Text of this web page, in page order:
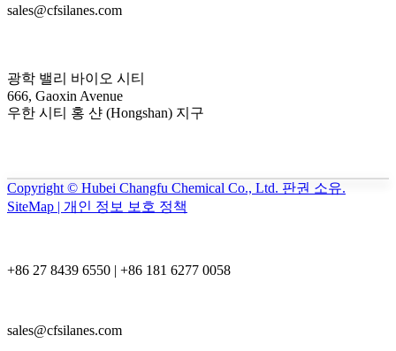
sales@cfsilanes.com
광학 밸리 바이오 시티
666, Gaoxin Avenue
우한 시티 홍 샨 (Hongshan) 지구
Copyright © Hubei Changfu Chemical Co., Ltd. 판권 소유.
SiteMap | 개인 정보 보호 정책
+86 27 8439 6550 | +86 181 6277 0058
sales@cfsilanes.com